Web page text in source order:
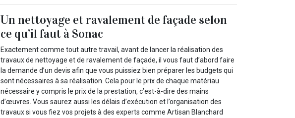
Un nettoyage et ravalement de façade selon
ce qu’il faut à Sonac
Exactement comme tout autre travail, avant de lancer la réalisation des
travaux de nettoyage et de ravalement de façade, il vous faut d’abord faire
la demande d’un devis afin que vous puissiez bien préparer les budgets qui
sont nécessaires à sa réalisation. Cela pour le prix de chaque matériau
nécessaire y compris le prix de la prestation, c’est-à-dire des mains
d’œuvres. Vous saurez aussi les délais d’exécution et l’organisation des
travaux si vous fiez vos projets à des experts comme Artisan Blanchard